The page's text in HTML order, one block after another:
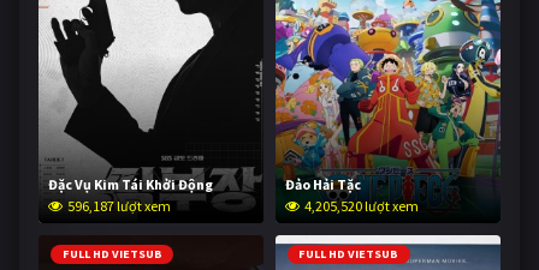
Đặc Vụ Kim Tái Khởi Động
596,187 lượt xem
Đảo Hải Tặc
4,205,520 lượt xem
FULL HD VIETSUB FULL HD VIETSUB